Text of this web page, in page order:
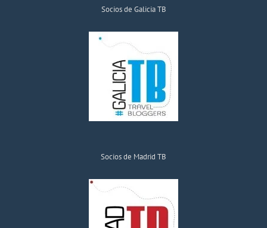
Socios de Galicia TB
Socios de Madrid TB